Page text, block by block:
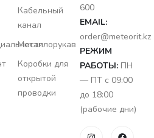
Кабельный
канал
Металлорукав
Коробки для
открытой
проводки
600
EMAIL:
order@meteorit.kz
РЕЖИМ
РАБОТЫ: ПН
— ПТ с 09:00
до 18:00
(рабочие дни)